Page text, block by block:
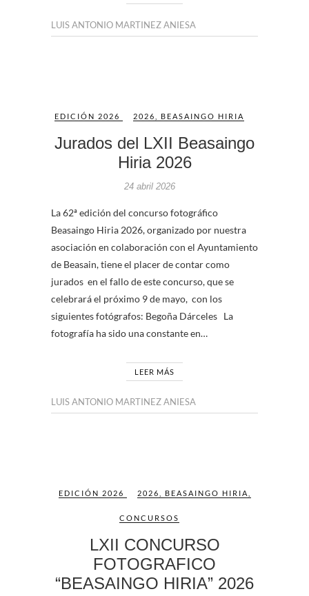
LUIS ANTONIO MARTINEZ ANIESA
EDICIÓN 2026 2026 BEASAINGO HIRIA
Jurados del LXII Beasaingo
Hiria 2026
24 abril 2026
La 62ª edición del concurso fotográfico
Beasaingo Hiria 2026, organizado por nuestra
asociación en colaboración con el Ayuntamiento
de Beasain, tiene el placer de contar como
jurados en el fallo de este concurso, que se
celebrará el próximo 9 de mayo, con los
siguientes fotógrafos: Begoña Dárceles La
fotografía ha sido una constante en…
LEER MÁS
LUIS ANTONIO MARTINEZ ANIESA
EDICIÓN 2026 2026 BEASAINGO HIRIA
CONCURSOS
LXII CONCURSO
FOTOGRAFICO
“BEASAINGO HIRIA” 2026